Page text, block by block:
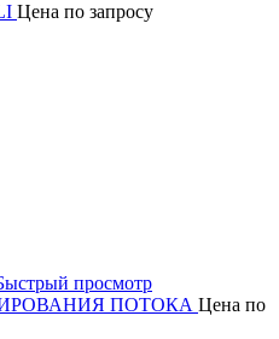
Цена по запросу
просмотр
ПОТОКА Цена по